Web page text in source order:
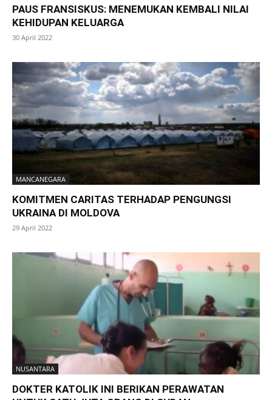
PAUS FRANSISKUS: MENEMUKAN KEMBALI NILAI
KEHIDUPAN KELUARGA
30 April 2022
MANCANEGARA
KOMITMEN CARITAS TERHADAP PENGUNGSI
UKRAINA DI MOLDOVA
29 April 2022
NUSANTARA
DOKTER KATOLIK INI BERIKAN PERAWATAN